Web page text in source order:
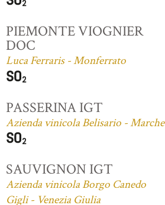
PIEMONTE VIOGNIER
DOC
Luca Ferraris - Monferrato
PASSERINA IGT
Azienda vinicola Belisario - Marche
SAUVIGNON IGT
Azienda vinicola Borgo Canedo
Gigli - Venezia Giulia